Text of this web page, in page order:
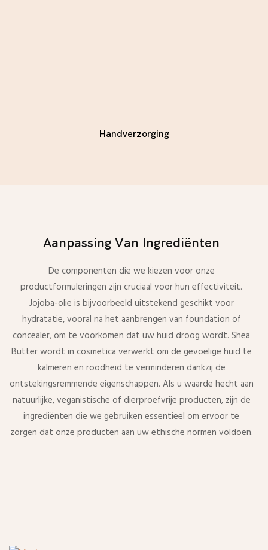
Handverzorging
Aanpassing Van Ingrediënten
De componenten die we kiezen voor onze
productformuleringen zijn cruciaal voor hun effectiviteit.
Jojoba-olie is bijvoorbeeld uitstekend geschikt voor
hydratatie, vooral na het aanbrengen van foundation of
concealer, om te voorkomen dat uw huid droog wordt. Shea
Butter wordt in cosmetica verwerkt om de gevoelige huid te
kalmeren en roodheid te verminderen dankzij de
ontstekingsremmende eigenschappen. Als u waarde hecht aan
natuurlijke, veganistische of dierproefvrije producten, zijn de
ingrediënten die we gebruiken essentieel om ervoor te
zorgen dat onze producten aan uw ethische normen voldoen.